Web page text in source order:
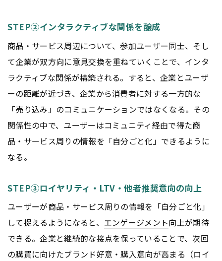
STEP②インタラクティブな関係を醸成
商品・サービス周辺について、参加ユーザー同士、そし
て企業が双方向に意見交換を重ねていくことで、インタ
ラクティブな関係が構築される。すると、企業とユーザ
ーの距離が近づき、企業から消費者に対する一方的な
「売り込み」のコミュニケーションではなくなる。その
関係性の中で、ユーザーはコミュニティ経由で得た商
品・サービス周りの情報を「自分ごと化」できるように
なる。
STEP③ロイヤリティ・LTV・他者推奨意向の向上
ユーザーが商品・サービス周りの情報を「自分ごと化」
して捉えるようになると、 エンゲージメント向上が期待
できる。企業と継続的な接点を保っていることで、次回
の購買に向けたブランド好意・購入意向が高まる（ロイ